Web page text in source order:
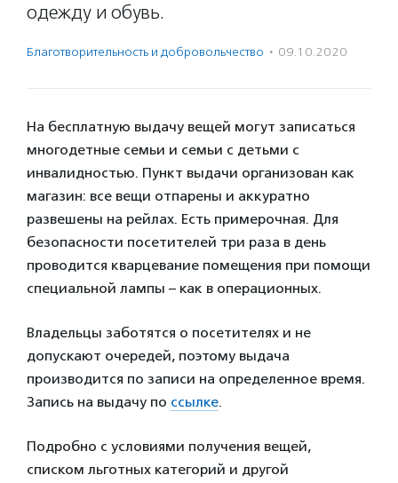
одежду и обувь.
Благотвори­тель­ность и доброволь­чест­во · 09.10.2020
На бесплатную выдачу вещей могут записаться
многодетные семьи и семьи с детьми с
инвалидностью. Пункт выдачи организован как
магазин: все вещи отпарены и аккуратно
развешены на рейлах. Есть примерочная. Для
безопасности посетителей три раза в день
проводится кварцевание помещения при помощи
специальной лампы – как в операционных.
Владельцы заботятся о посетителях и не
допускают очередей, поэтому выдача
производится по записи на определенное время.
Запись на выдачу по ссылке.
Подробно с условиями получения вещей,
списком льготных категорий и другой